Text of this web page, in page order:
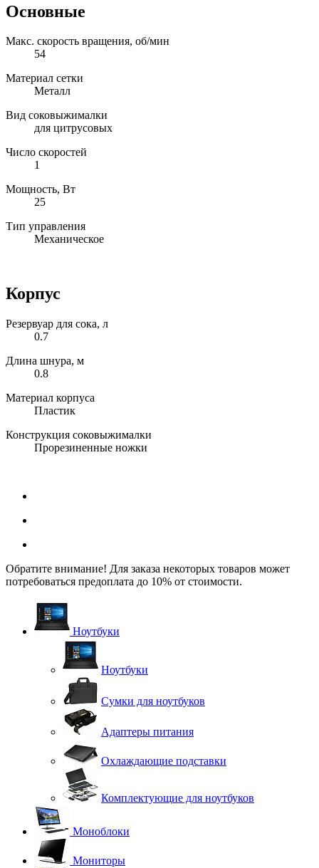
Основные
Макс. скорость вращения, об/мин
54
Материал сетки
Металл
Вид соковыжималки
для цитрусовых
Число скоростей
1
Мощность, Вт
25
Тип управления
Механическое
Корпус
Резервуар для сока, л
0.7
Длина шнура, м
0.8
Материал корпуса
Пластик
Конструкция соковыжималки
Прорезиненные ножки
Обратите внимание! Для заказа некоторых товаров может
потребоваться предоплата до 10% от стоимости.
Ноутбуки
Ноутбуки
Сумки для ноутбуков
Адаптеры питания
Охлаждающие подставки
Комплектующие для ноутбуков
Моноблоки
Мониторы